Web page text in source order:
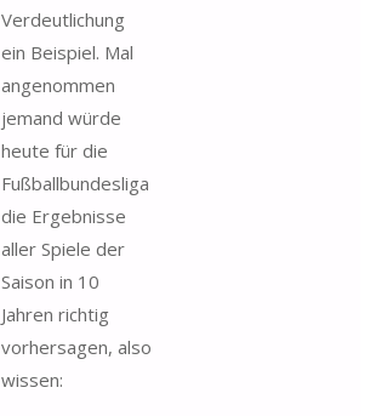
Verdeutlichung
ein Beispiel. Mal
angenommen
jemand würde
heute für die
Fußballbundesliga
die Ergebnisse
aller Spiele der
Saison in 10
Jahren richtig
vorhersagen, also
wissen: